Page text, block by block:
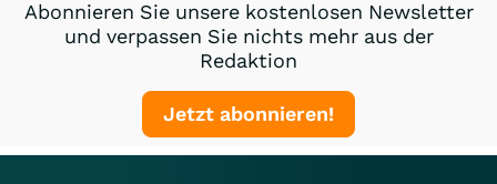
Abonnieren Sie unsere kostenlosen Newsletter
und verpassen Sie nichts mehr aus der
Redaktion
Jetzt abonnieren!